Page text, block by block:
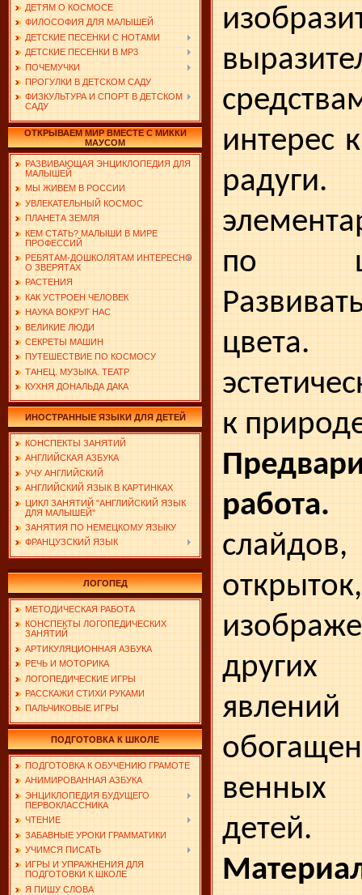
ДЕТЯМ О КОСМОСЕ
ФИЛОСОФИЯ ДЛЯ МАЛЫШЕЙ
ДЕТСКИЕ ПЕСЕНКИ С НОТАМИ
ДЕТСКИЕ ПЕСЕНКИ В MP3
ПОЧЕМУЧКИ
ПРОГУЛКИ В ДЕТСКОМ САДУ
ФИЗКУЛЬТУРА И СПОРТ В ДЕТСКОМ
САДУ
ОТКРЫВАЕМ МИР ВМЕСТЕ С МИККИ
МАУСОМ
РАЗВИВАЮЩАЯ ЭНЦИКЛОПЕДИЯ ДЛЯ
МАЛЫШЕЙ
МЫ ЖИВЕМ В РОССИИ
УВЛЕКАТЕЛЬНЫЙ КОСМОС
ПЛАНЕТА ЗЕМЛЯ
КЕМ СТАТЬ? МАЛЫШИ В МИРЕ
ПРОФЕССИЙ
РЕБЯТАМ-ДОШКОЛЯТАМ ИНТЕРЕСНО
О ЗВЕРЯТАХ
РАСТЕНИЯ
КАК УСТРОЕН ЧЕЛОВЕК
НАУКА ВОКРУГ НАС
ВЕЛИКИЕ ЛЮДИ
СЕКРЕТЫ МАШИН
ПУТЕШЕСТВИЕ ПО КОСМОСУ
ТАНЕЦ. МУЗЫКА. ТЕАТР
КУХНЯ ДОНАЛЬДА ДАКА
ИНОСТРАННЫЕ ЯЗЫКИ ДЛЯ ДЕТЕЙ
КОНСПЕКТЫ ЗАНЯТИЙ
АНГЛИЙСКАЯ АЗБУКА
УЧУ АНГЛИЙСКИЙ
АНГЛИЙСКИЙ ЯЗЫК В КАРТИНКАХ
ЦИКЛ ЗАНЯТИЙ "АНГЛИЙСКИЙ ЯЗЫК
ДЛЯ МАЛЫШЕЙ"
ЗАНЯТИЯ ПО НЕМЕЦКОМУ ЯЗЫКУ
ФРАНЦУЗСКИЙ ЯЗЫК
ЛОГОПЕД
МЕТОДИЧЕСКАЯ РАБОТА
КОНСПЕКТЫ ЛОГОПЕДИЧЕСКИХ
ЗАНЯТИЙ
АРТИКУЛЯЦИОННАЯ АЗБУКА
РЕЧЬ И МОТОРИКА
ЛОГОПЕДИЧЕСКИЕ ИГРЫ
РАССКАЖИ СТИХИ РУКАМИ
ПАЛЬЧИКОВЫЕ ИГРЫ
ПОДГОТОВКА К ШКОЛЕ
ПОДГОТОВКА К ОБУЧЕНИЮ ГРАМОТЕ
АНИМИРОВАННАЯ АЗБУКА
ЭНЦИКЛОПЕДИЯ БУДУЩЕГО
ПЕРВОКЛАССНИКА
ЧТЕНИЕ
ЗАБАВНЫЕ УРОКИ ГРАММАТИКИ
УЧИМСЯ ПИСАТЬ
ИГРЫ И УПРАЖНЕНИЯ ДЛЯ
ПОДГОТОВКИ К ШКОЛЕ
Я ПИШУ СЛОВА
интерес
по
цвета.
к
работа.
венных
детей.